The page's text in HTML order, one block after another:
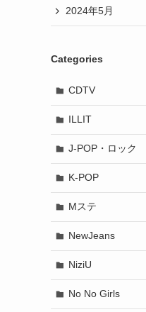
2024年5月
Categories
CDTV
ILLIT
J-POP・ロック
K-POP
Mステ
NewJeans
NiziU
No No Girls